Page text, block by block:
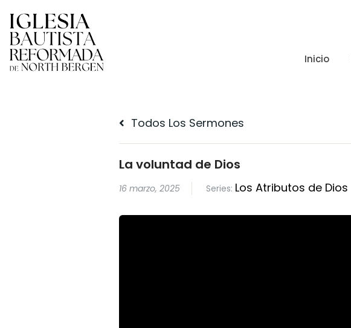
Inicio
Todos Los Sermones
La voluntad de Dios
16 marzo, 2025 Series: Los Atributos de Dios